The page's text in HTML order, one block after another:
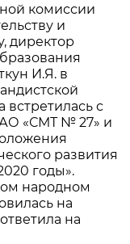
комиссии
и
директор
И.Я. в
с
«СМТ № 27» и
развития
годы».
народном
на
на